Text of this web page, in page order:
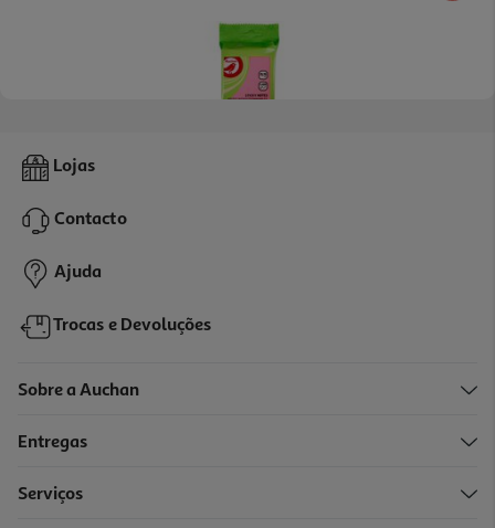
Bloco De Notas Auchan 400 Folhas Aderentes 75x75mm
3,99 €
-20%
Lojas
Contacto
Ajuda
Trocas e Devoluções
Sobre a Auchan
Entregas
Serviços